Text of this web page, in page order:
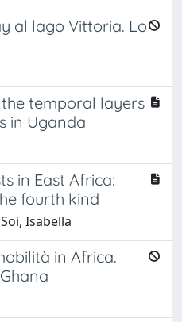
al lago Vittoria. Lo
temporal layers
in Uganda
in East Africa:
fourth kind
Isabella
in Africa.